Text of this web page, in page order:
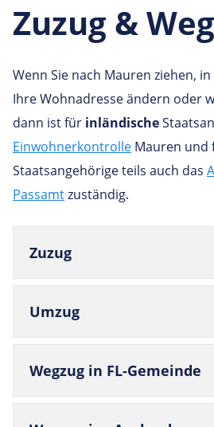
Zuzug &
Wenn Sie nach Mauren ziehen,
Ihre Wohnadresse ändern oder
dann ist für inländische
Einwohnerkontrolle Mauren und
Staatsangehörige teils auch das
Passamtzuständig.
Zuzug
Umzug
Wegzug in FL-Gemeinde